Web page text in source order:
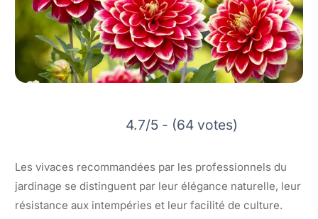
4.7/5 - (64 votes)
Les vivaces recommandées par les professionnels du
jardinage se distinguent par leur élégance naturelle, leur
résistance aux intempéries et leur facilité de culture.